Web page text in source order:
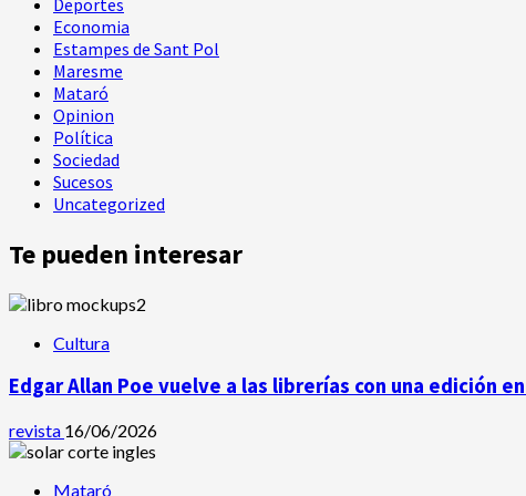
Economia
Estampes de Sant Pol
Maresme
Mataró
Opinion
Política
Sociedad
Sucesos
Uncategorized
Te pueden interesar
Cultura
Edgar Allan Poe vuelve a las librerías con una edición
revista 16/06/2026
Mataró